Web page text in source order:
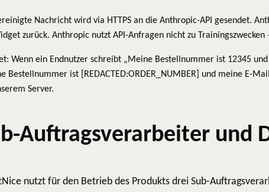
Nachricht wird via HTTPS an die Anthropic-API gesendet.
zurück. Anthropic nutzt API-Anfragen nicht zu
Wenn ein Endnutzer schreibt „Meine Bestellnummer ist 12345
Bestellnummer ist [REDACTED:ORDER_NUMBER] und meine E-
Server.
Auftragsverarbeiter und
nutzt für den Betrieb des Produkts drei Sub-